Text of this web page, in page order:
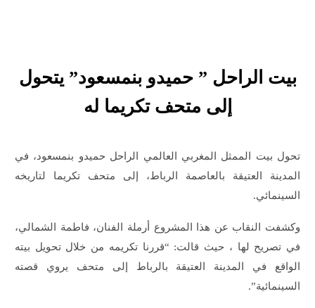
بيت الراحل ” حميدو بنمسعود” يتحول
إلى متحف تكريما له
تحول بيت الممثل المغربي العالمي الراحل حميدو بنمسعود، في
المدينة العتيقة بالعاصمة الرباط، إلى متحف تكريما لتاريخه
السينمائي.
وكشفت النقاب عن هذا المشروع أرملة الفنان، فاطمة الشمالي،
في تصريح لها ، حيث قالت: “قررنا تكريمه من خلال تحويل بيته
الواقع في المدينة العتيقة بالرباط إلى متحف يروي قصته
السينمائية”.